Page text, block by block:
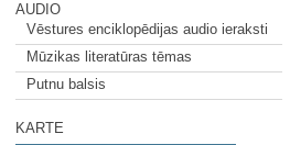
AUDIO
Vēstures enciklopēdijas audio ieraksti
Mūzikas literatūras tēmas
Putnu balsis
KARTE